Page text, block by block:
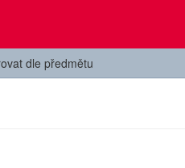
dle předmětu